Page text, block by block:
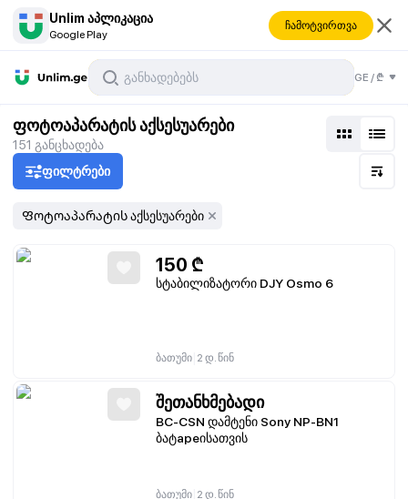
Unlim აპლიკაცია
Google Play
ჩამოტვირთვა
GE /₾
ფოტოაპარატის აქსესუარები
151 განცხადება
ფილტრები
Ფოტოაპარატის აქსესუარები
150 ₾
სტაბილიზატორი DJY Osmo 6
ბათუმი 2 დ. წინ
შეთანხმებადი
BC-CSN დამტენი Sony NP-BN1
ბატареისათვის
ბათუმი 2 დ. წინ